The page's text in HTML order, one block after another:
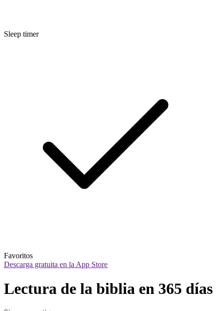
Sleep timer
Favoritos
Descarga gratuita en la App Store
Lectura de la biblia en 365 días